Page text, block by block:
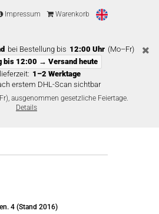
Impressum Warenkorb
bei Bestellung bis 12:00 Uhr (Mo–Fr)
bis 12:00 → Versand heute
1–2 Werktage
erstem DHL-Scan sichtbar
ausgenommen gesetzliche Feiertage.
Details
4 (Stand 2016)